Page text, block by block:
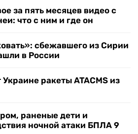
за пять месяцев видео с
что с ним и где он
сбежавшего из Сирии
в России
ракеты ATACMS из
раненые дети и
ночной атаки БПЛА 9